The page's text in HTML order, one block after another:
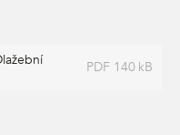
PDF 140 kB